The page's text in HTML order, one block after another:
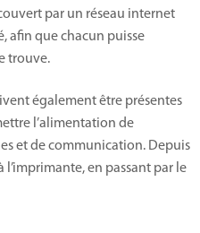
par un réseau internet
afin que chacun puisse
trouve.
également être présentes
l’alimentation de
et de communication. Depuis
l’imprimante, en passant par le